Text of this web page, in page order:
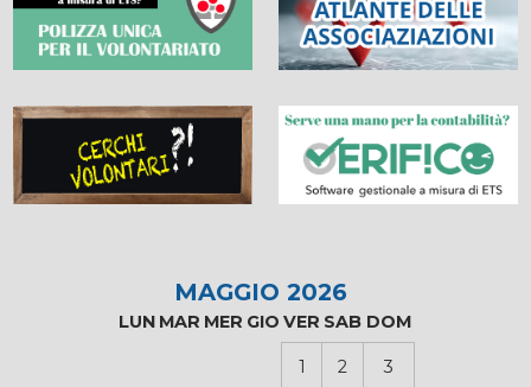
MAGGIO 2026
LUN MAR MER GIO VER SAB DOM
1 2 3